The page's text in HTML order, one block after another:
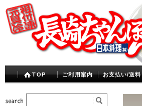
TOP ご利用案内 お支払い/送料